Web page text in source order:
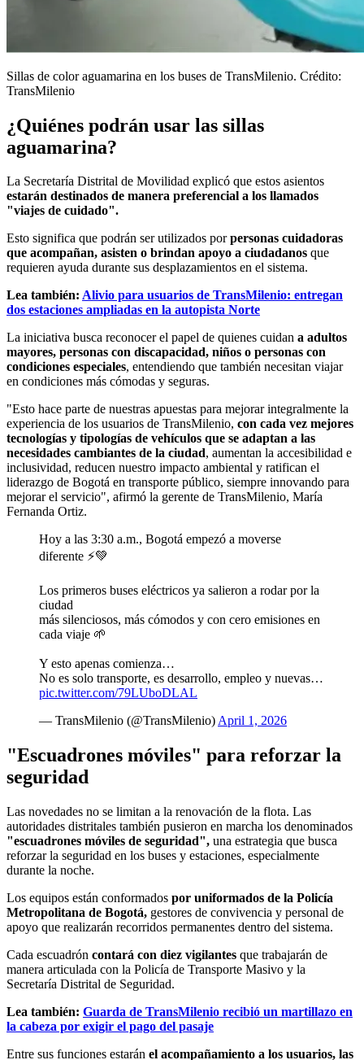
Sillas de color aguamarina en los buses de TransMilenio. Crédito:
TransMilenio
¿Quiénes podrán usar las sillas
aguamarina?
La Secretaría Distrital de Movilidad explicó que estos asientos
estarán destinados de manera preferencial a los llamados
"viajes de cuidado".
Esto significa que podrán ser utilizados porpersonas cuidadoras
que acompañan, asisten o brindan apoyo a ciudadanos que
requieren ayuda durante sus desplazamientos en el sistema.
Lea también: Alivio para usuarios de TransMilenio: entregan
dos estaciones ampliadas en la autopista Norte
La iniciativa busca reconocer el papel de quienes cuidan a adultos
mayores, personas con discapacidad, niños o personas con
condiciones especiales, entendiendo que también necesitan viajar
en condiciones más cómodas y seguras.
"Esto hace parte de nuestras apuestas para mejorar integralmente la
experiencia de los usuarios de TransMilenio, con cada vez mejores
tecnologías y tipologías de vehículos que se adaptan a las
necesidades cambiantes de la ciudad, aumentan la accesibilidad e
inclusividad, reducen nuestro impacto ambiental y ratifican el
liderazgo de Bogotá en transporte público, siempre innovando para
mejorar el servicio", afirmó la gerente de TransMilenio, María
Fernanda Ortiz.
Hoy a las 3:30 a.m., Bogotá empezó a moverse
diferente ⚡💚
Los primeros buses eléctricos ya salieron a rodar por la
ciudad
más silenciosos, más cómodos y con cero emisiones en
cada viaje 🌱
Y esto apenas comienza…
No es solo transporte, es desarrollo, empleo y nuevas…
pic.twitter.com/79LUboDLAL
— TransMilenio (@TransMilenio)April 1, 2026
"Escuadrones móviles" para reforzar la
seguridad
Las novedades no se limitan a la renovación de la flota. Las
autoridades distritales también pusieron en marcha los denominados
"escuadrones móviles de seguridad", una estrategia que busca
reforzar la seguridad en los buses y estaciones, especialmente
durante la noche.
Los equipos están conformados por uniformados de la Policía
Metropolitana de Bogotá, gestores de convivencia y personal de
apoyo que realizarán recorridos permanentes dentro del sistema.
Cada escuadrón contará con diez vigilantes que trabajarán de
manera articulada con la Policía de Transporte Masivo y la
Secretaría Distrital de Seguridad.
Lea también: Guarda de TransMilenio recibió un martillazo en
la cabeza por exigir el pago del pasaje
Entre sus funciones estarán el acompañamiento a los usuarios, las